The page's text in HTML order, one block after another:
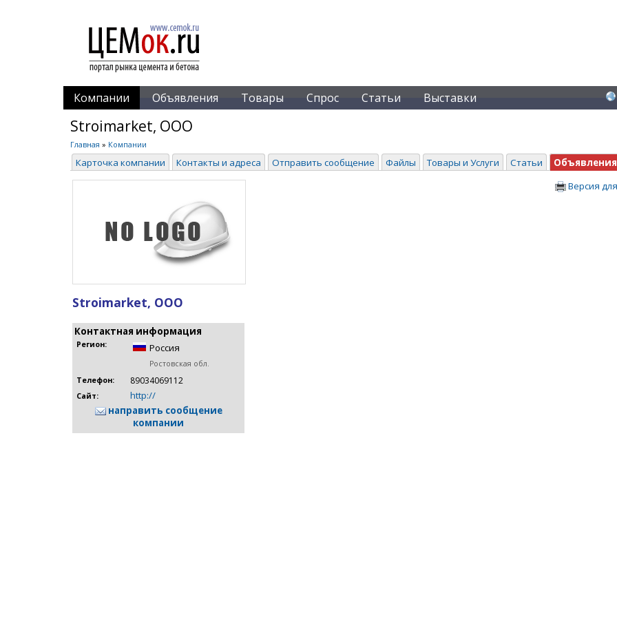
Компании Объявления Товары Спрос Статьи Выставки
Stroimarket, ООО
Главная » Компании
Карточка компании Контакты и адреса Отправить сообщение Файлы Товары и Услуги Статьи Объявления
Stroimarket, ООО
Контактная информация
Регион: Россия
Ростовская обл.
Телефон:
89034069112
Сайт:
http://
направить сообщение
компании
Версия